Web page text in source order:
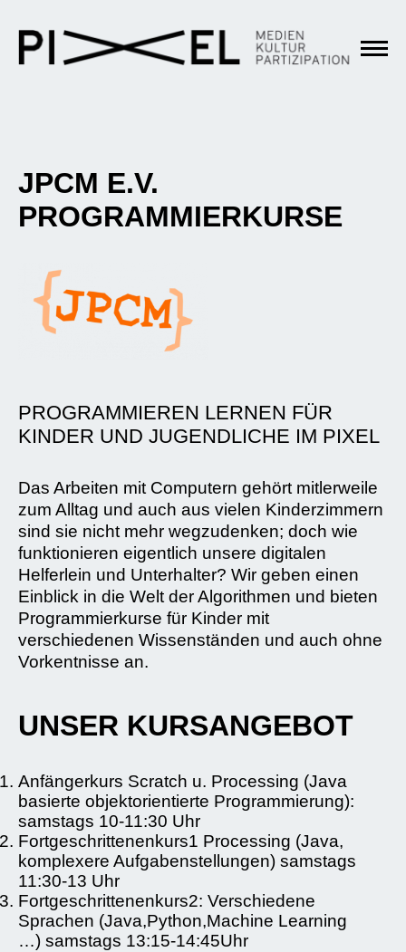
JPCM E.V.
PROGRAMMIERKURSE
PROGRAMMIEREN LERNEN FÜR
KINDER UND JUGENDLICHE IM PIXEL
Das Arbeiten mit Computern gehört mitlerweile
zum Alltag und auch aus vielen Kinderzimmern
sind sie nicht mehr wegzudenken; doch wie
funktionieren eigentlich unsere digitalen
Helferlein und Unterhalter? Wir geben einen
Einblick in die Welt der Algorithmen und bieten
Programmierkurse für Kinder mit
verschiedenen Wissenständen und auch ohne
Vorkentnisse an.
UNSER KURSANGEBOT
Anfängerkurs Scratch u. Processing (Java
basierte objektorientierte Programmierung):
samstags 10-11:30 Uhr
Fortgeschrittenenkurs1 Processing (Java,
komplexere Aufgabenstellungen) samstags
11:30-13 Uhr
Fortgeschrittenenkurs2: Verschiedene
Sprachen (Java,Python,Machine Learning
…) samstags 13:15-14:45Uhr